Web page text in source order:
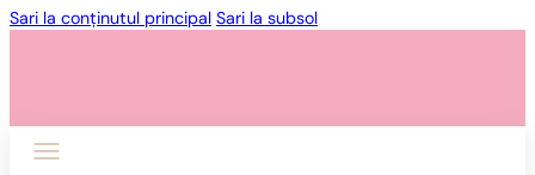
Sari la conținutul principal Sari la subsol